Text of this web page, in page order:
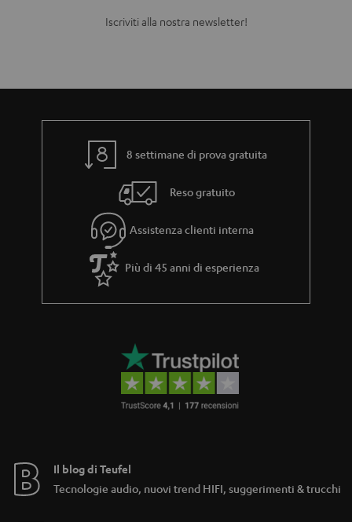
Iscriviti alla nostra newsletter!
8 settimane di prova gratuita
Reso gratuito
Assistenza clienti interna
Più di 45 anni di esperienza
Il blog di Teufel
Tecnologie audio, nuovi trend HIFI, suggerimenti & trucchi